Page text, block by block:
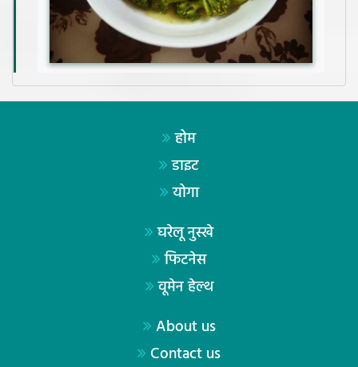
होम
डाइट
योगा
घरेलू नुस्खे
फिटनेस
वूमेन हेल्थ
About us
Contact us